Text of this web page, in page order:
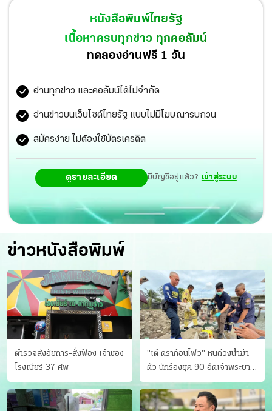
หนังสือพิมพ์ไทยรัฐ
เนื้อหาครบทุกข่าว ทุกคอลัมน์
ทดลองอ่านฟรี 1 วัน
อ่านทุกข่าว และคอลัมน์ได้ไม่จำกัด
อ่านข่าวบนเว็บไซต์ไทยรัฐ แบบไม่มีโฆษณารบกวน
สมัครง่าย ไม่ต้องใช้บัตรเครดิต
ดูรายละเอียด มีบัญชีอยู่แล้ว? เข้าสู่ระบบ
ข่าวหนังสือพิมพ์
ตำรวจส่งอัยการ-สั่งฟ้อง เจ้าของ
โรงเบียร์ 37 ศพ
"เต้ ดราก้อนไฟว์" หินถ่วงน้ำฆ่า
ตัว นักร้องยุค 90 อืดเจ้าพระยา
แฟนหาตัววุ่น เครียดธุรกิจ!